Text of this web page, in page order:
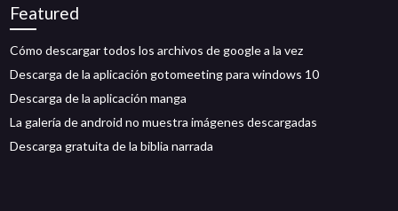
Featured
Cómo descargar todos los archivos de google a la vez
Descarga de la aplicación gotomeeting para windows 10
Descarga de la aplicación manga
La galería de android no muestra imágenes descargadas
Descarga gratuita de la biblia narrada